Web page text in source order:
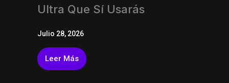
Ultra Que Sí Usarás
Julio 28, 2026
Leer Más